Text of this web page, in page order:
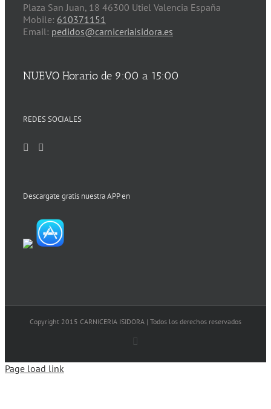
Plaza San Juan, 18 46300 Utiel Valencia España
Mobile: 610371151
Email: pedidos@carniceriaisidora.es
NUEVO Horario de 9:00 a 15:00
REDES SOCIALES
Descargate gratis nuestra APP en
Copyright 2015 CARNICERIA ISIDORA | Todos los derechos reservados
Page load link